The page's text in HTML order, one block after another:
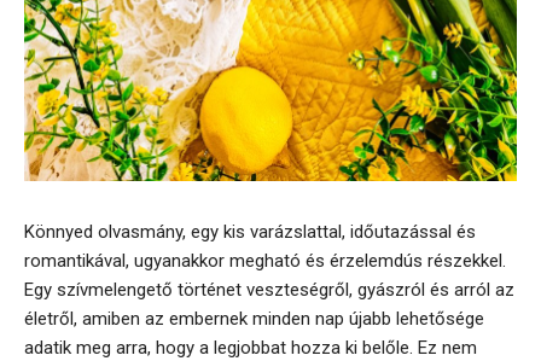
Könnyed olvasmány, egy kis varázslattal, időutazással és
romantikával, ugyanakkor megható és érzelemdús részekkel.
Egy szívmelengető történet veszteségről, gyászról és arról az
életről, amiben az embernek minden nap újabb lehetősége
adatik meg arra, hogy a legjobbat hozza ki belőle. Ez nem